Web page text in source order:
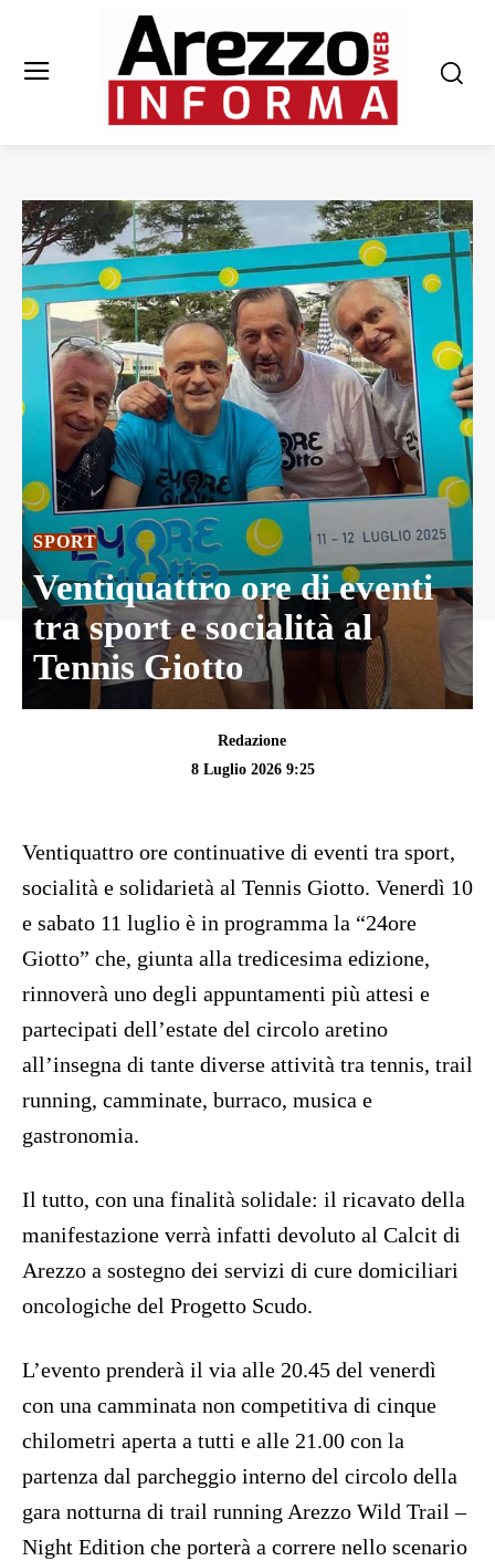
SPORT
Ventiquattro ore di eventi
tra sport e socialità al
Tennis Giotto
Redazione
8 Luglio 2026 9:25
Ventiquattro ore continuative di eventi tra sport,
socialità e solidarietà al Tennis Giotto. Venerdì 10
e sabato 11 luglio è in programma la “24ore
Giotto” che, giunta alla tredicesima edizione,
rinnoverà uno degli appuntamenti più attesi e
partecipati dell’estate del circolo aretino
all’insegna di tante diverse attività tra tennis, trail
running, camminate, burraco, musica e
gastronomia.
Il tutto, con una finalità solidale: il ricavato della
manifestazione verrà infatti devoluto al Calcit di
Arezzo a sostegno dei servizi di cure domiciliari
oncologiche del Progetto Scudo.
L’evento prenderà il via alle 20.45 del venerdì
con una camminata non competitiva di cinque
chilometri aperta a tutti e alle 21.00 con la
partenza dal parcheggio interno del circolo della
gara notturna di trail running Arezzo Wild Trail –
Night Edition che porterà a correre nello scenario